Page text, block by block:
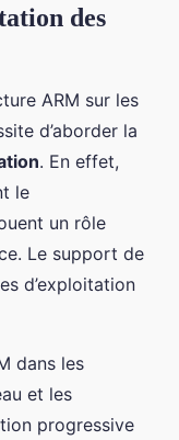
des
ARM sur les
d’aborder la
. En effet,
le
un rôle
Le support de
d’exploitation
dans les
et les
progressive